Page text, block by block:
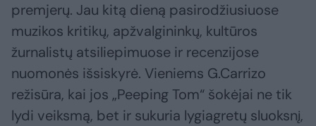
premjerų. Jau kitą dieną pasirodžiusiuose
muzikos kritikų, apžvalgininkų, kultūros
žurnalistų atsiliepimuose ir recenzijose
nuomonės išsiskyrė. Vieniems G.Carrizo
režisūra, kai jos „Peeping Tom“ šokėjai ne tik
lydi veiksmą, bet ir sukuria lygiagretų sluoksnį,